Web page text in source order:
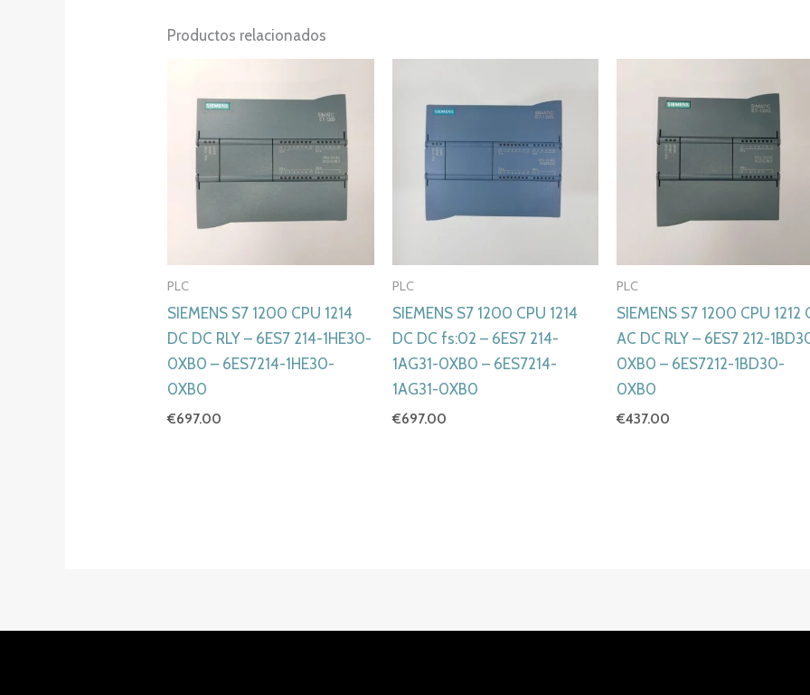
Productos relacionados
PLC
SIEMENS S7 1200 CPU 1214
DC DC RLY – 6ES7 214-1HE30-
0XB0 – 6ES7214-1HE30-
0XB0
€697.00
PLC
SIEMENS S7 1200 CPU 1214
DC DC fs:02 – 6ES7 214-
1AG31-0XB0 – 6ES7214-
1AG31-0XB0
€697.00
PLC
SIEMENS S7 1200 CPU 1212
AC DC RLY – 6ES7 212-
0XB0 – 6ES7212-1BD30-
0XB0
€437.00